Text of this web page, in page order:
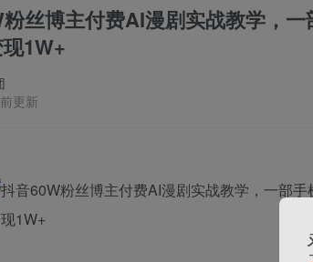
丝博主付费AI漫剧实战教学，
1W+
更新